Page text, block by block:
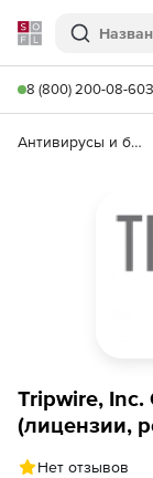
Softline
Поиск
8 (800) 200-08-60
Антивирусы и безопасность
Tripwire, Inc.
(лицензии,
Нет отзывов